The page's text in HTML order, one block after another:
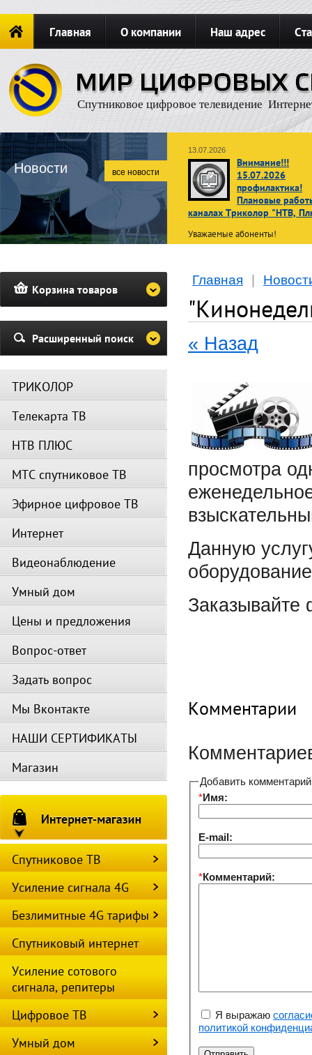
Главная О компании Наш адрес
Новости Карта сайта
Спутниковое цифровое телевидение
Новости все новости
13.07.2026
Внимание!!!
15.07.2026
профилактика!
Плановые
каналах Триколор "НТВ,
Уважаемые абоненты!
2026 г. с 02:00 до 10:00 по
московскому времени
телеканалов операторов
и Триколор может быть
Убедительная просьба в
период не производить поиск
Вещание телеканалов и
сервисов возобновится
автоматически по завершении
профилактических работ.
Главная |
« Назад
просмотра
Данную
Комментарии
Добавить комментарий
*Имя:
E-mail:
*Комментарий:
Я выражаю
политикой
Корзина товаров
Расширенный поиск
ТРИКОЛОР
Телекарта ТВ
НТВ ПЛЮС
МТС спутниковое ТВ
Эфирное цифровое ТВ
Интернет
Видеонаблюдение
Умный дом
Цены и предложения
Вопрос-ответ
Задать вопрос
Мы Вконтакте
НАШИ СЕРТИФИКАТЫ
Магазин
Спутниковое ТВ
Усиление сигнала 4G
Безлимитные 4G тарифы
Спутниковый интернет
Усиление сотового
сигнала, репитеры
Цифровое ТВ
Умный дом